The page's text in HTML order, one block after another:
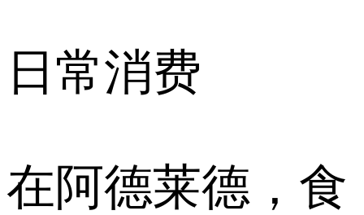
日常消费
在阿德莱德，食